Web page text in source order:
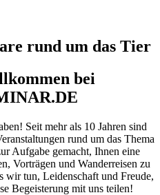
rund um das Tier
bei
Seit mehr als 10 Jahren sind
rund um das Thema
Aufgabe gemacht, Ihnen eine
Vorträgen und Wanderreisen zu
wir tun, Leidenschaft und Freude,
Begeisterung mit uns teilen!